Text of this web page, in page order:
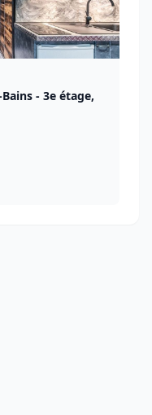
- 3e étage,